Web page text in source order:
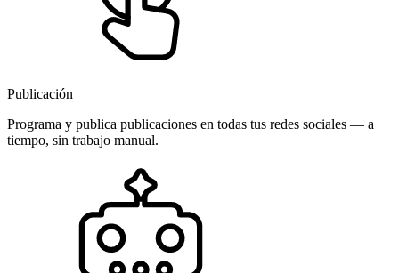
Publicación
Programa y publica publicaciones en todas tus redes sociales — a
tiempo, sin trabajo manual.